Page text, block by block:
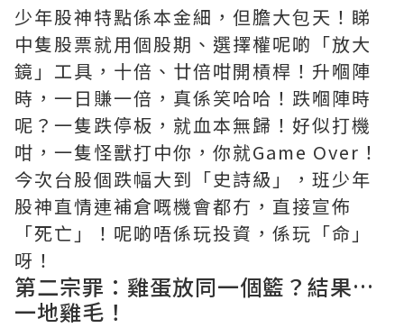
少年股神特點係本金細，但膽大包天！睇
中隻股票就用個股期、選擇權呢啲「放大
鏡」工具，十倍、廿倍咁開槓桿！升嗰陣
時，一日賺一倍，真係笑哈哈！跌嗰陣時
呢？一隻跌停板，就血本無歸！好似打機
咁，一隻怪獸打中你，你就Game Over！
今次台股個跌幅大到「史詩級」，班少年
股神直情連補倉嘅機會都冇，直接宣佈
「死亡」！呢啲唔係玩投資，係玩「命」
呀！
第二宗罪：雞蛋放同一個籃？結果…
一地雞毛！